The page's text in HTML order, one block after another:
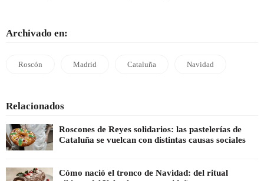
Archivado en:
Roscón Madrid Cataluña Navidad
Relacionados
Roscones de Reyes solidarios: las pastelerías de
Cataluña se vuelcan con distintas causas sociales
Cómo nació el tronco de Navidad: del ritual